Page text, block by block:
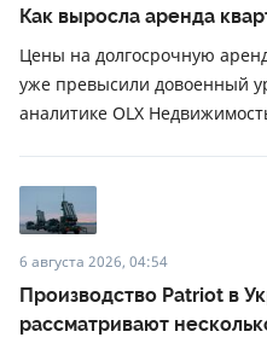
Как выросла аренда
Цены на долгосрочную
уже превысили довоенный
аналитике OLX
6 августа 2026, 04:54
Производство Patriot в
рассматривают